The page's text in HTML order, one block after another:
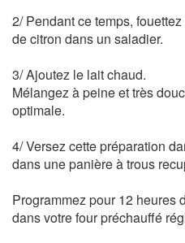
2/ Pendant ce temps,
de citron dans un saladier.
3/ Ajoutez le lait chaud.
Mélangez à peine et très
optimale.
4/ Versez cette préparation
dans une panière à trous
Programmez pour 12 heures
dans votre four préchauffé